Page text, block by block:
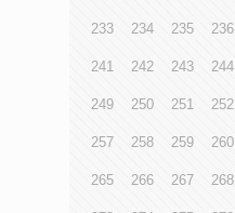
233 234 235 236
241 242 243 244
249 250 251 252
257 258 259 260
265 266 267 268